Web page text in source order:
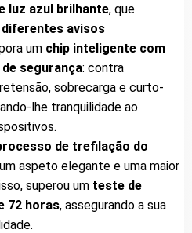
luz azul brilhante, que
diferentes avisos
um chip inteligente com
segurança: contra
sobrecarga e curto-
lhe tranquilidade ao
de trefilação do
aspeto elegante e uma maior
superou um teste de
72 horas, assegurando a sua